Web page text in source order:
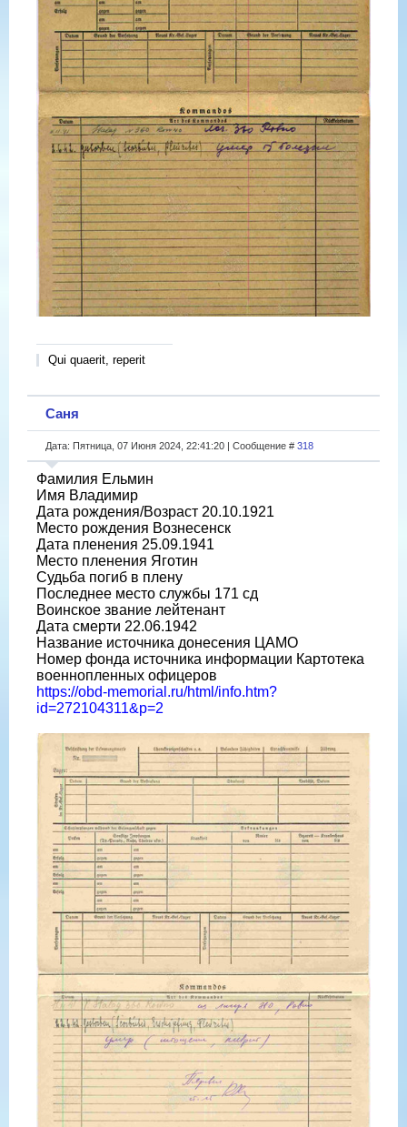
Qui quaerit, reperit
Саня
Дата: Пятница, 07 Июня 2024, 22:41:20 | Сообщение # 318
Фамилия Ельмин
Имя Владимир
Дата рождения/Возраст 20.10.1921
Место рождения Вознесенск
Дата пленения 25.09.1941
Место пленения Яготин
Судьба погиб в плену
Последнее место службы 171 сд
Воинское звание лейтенант
Дата смерти 22.06.1942
Название источника донесения ЦАМО
Номер фонда источника информации Картотека
военнопленных офицеров
https://obd-memorial.ru/html/info.htm?
id=272104311&p=2